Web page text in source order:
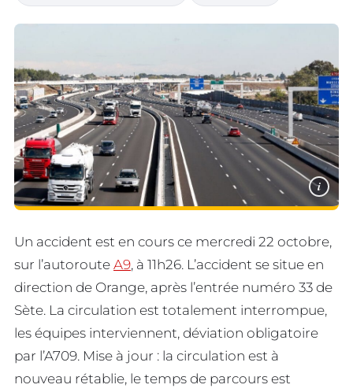
i
Un accident est en cours ce mercredi 22 octobre,
sur l’autoroute A9, à 11h26. L’accident se situe en
direction de Orange, après l’entrée numéro 33 de
Sète. La circulation est totalement interrompue,
les équipes interviennent, déviation obligatoire
par l’A709. Mise à jour : la circulation est à
nouveau rétablie, le temps de parcours est